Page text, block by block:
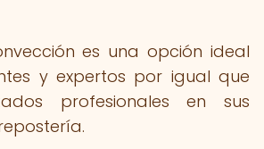
es una opción ideal
y expertos por igual que
profesionales en sus